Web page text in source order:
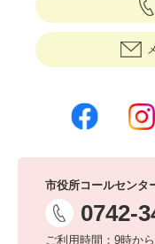
市役所コールセンタ
0742-
ご利用時間：9時か